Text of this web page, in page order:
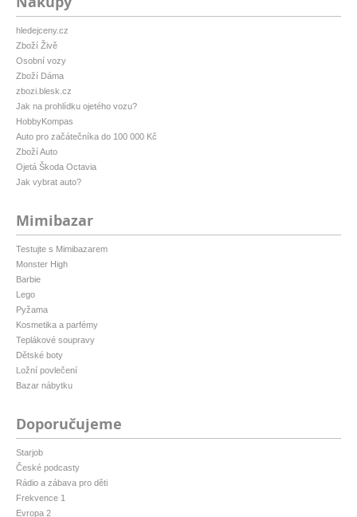
hledejceny.cz
Zboží Živě
Osobní vozy
Zboží Dáma
zbozi.blesk.cz
Jak na prohlídku ojetého vozu?
HobbyKompas
Auto pro začátečníka do 100 000 Kč
Zboží Auto
Ojetá Škoda Octavia
Jak vybrat auto?
Mimibazar
Testujte s Mimibazarem
Monster High
Barbie
Lego
Pyžama
Kosmetika a parfémy
Teplákové soupravy
Dětské boty
Ložní povlečení
Bazar nábytku
Doporučujeme
Starjob
České podcasty
Rádio a zábava pro děti
Frekvence 1
Evropa 2